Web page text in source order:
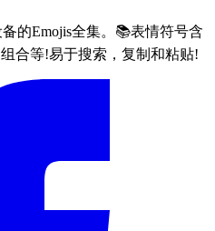
的Emojis全集。📚表情符号含
合等!易于搜索，复制和粘贴!